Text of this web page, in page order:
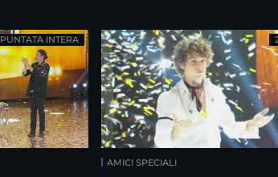
PUNTATA INTERA
AMICI SPECIALI